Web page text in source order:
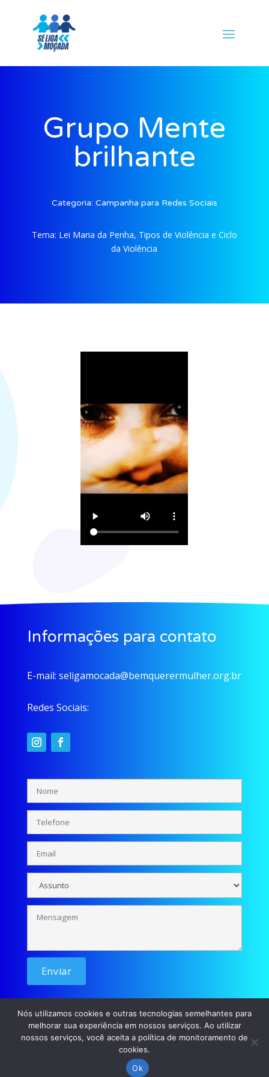
Grupo Mente
brilhante
Categoria: Campanha para Redes Sociais
Tema: Lei Maria da Penha, Tipos de Violência e Ciclo
da Violência
Informações para contato
E-mail: seligamocada@bemquerermulher.org.br
Redes Sociais:
© Se liga Moçada - 2026 / Desenvolvimento: p45m0
Nós utilizamos cookies e outras tecnologias semelhantes para
melhorar sua experiência em nossos serviços. Ao utilizar
nossos serviços, você aceita a política de monitoramento de
cookies.
Ok